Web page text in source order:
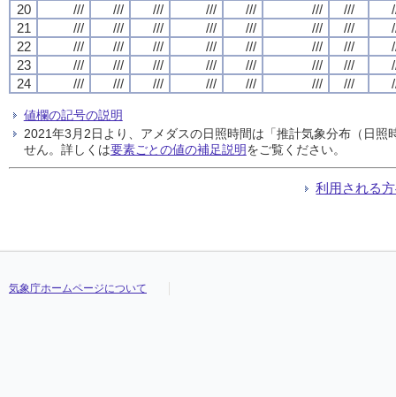
20
/// /// /// /// /// /// ///
21
/// /// /// /// /// /// ///
22
/// /// /// /// /// /// ///
23
/// /// /// /// /// /// ///
24
/// /// /// /// /// /// ///
値欄の記号の説明
2021年3月2日より、アメダスの日照時間は「推計気象分布（日
せん。詳しくは要素ごとの値の補足説明をご覧ください。
利用される
気象庁ホームページについて